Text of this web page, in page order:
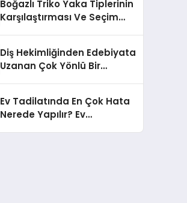
Boğazlı Triko Yaka Tiplerinin
Karşılaştırması Ve Seçim
Diş Hekimliğinden Edebiyata
Uzanan Çok Yönlü Bir
Ev Tadilatında En Çok Hata
Nerede Yapılır? Ev